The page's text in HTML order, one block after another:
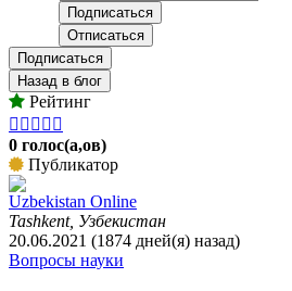
Подписаться
Назад в блог
Рейтинг
    
0 голос(а,ов)
Публикатор
Uzbekistan Online
Tashkent, Узбекистан
20.06.2021 (1874 дней(я) назад)
Вопросы науки